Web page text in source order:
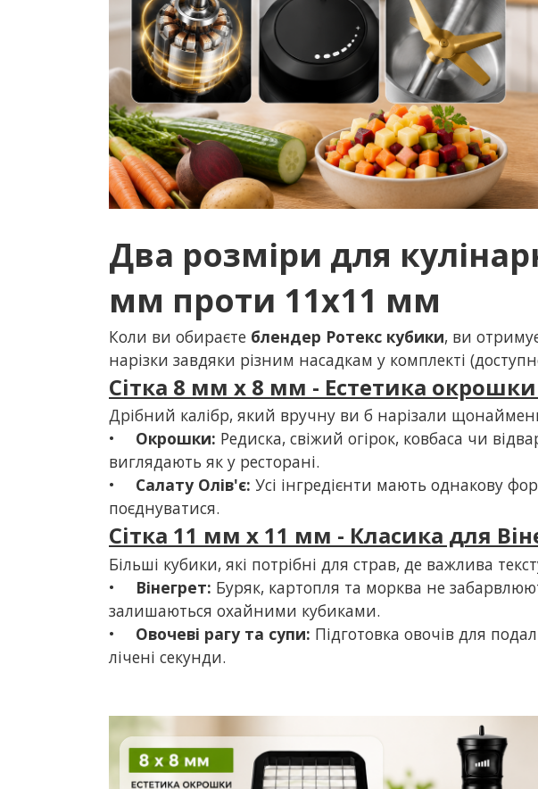
Два розміри для
мм проти 11х11 мм
Коли ви обираєте блендер Ротекс кубики, ви
нарізки завдяки різним насадкам у комплекті
Сітка 8 мм х 8 мм - Естетика окрошки
Дрібний калібр, який вручну ви б нарізали
•
Окрошки: Редиска, свіжий огірок, ковбаса чи
виглядають як у ресторані.
•
Салату Олів'є: Усі інгредієнти мають однакову
поєднуватися.
Сітка 11 мм х 11 мм - Класика для
Більші кубики, які потрібні для страв, де важлива
•
Вінегрет: Буряк, картопля та морква не
залишаються охайними кубиками.
•
Овочеві рагу та супи: Підготовка овочів для
лічені секунди.